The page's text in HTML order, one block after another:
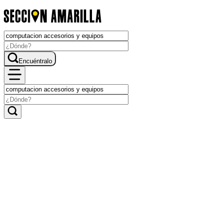
Encuéntralo